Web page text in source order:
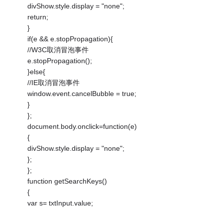
divShow.style.display = "none";
return;
}
if(e && e.stopPropagation){
//W3C取消冒泡事件
e.stopPropagation();
}else{
//IE取消冒泡事件
window.event.cancelBubble = true;
}
};
document.body.onclick=function(e)
{
divShow.style.display = "none";
};
};
function getSearchKeys()
{
var s= txtInput.value;